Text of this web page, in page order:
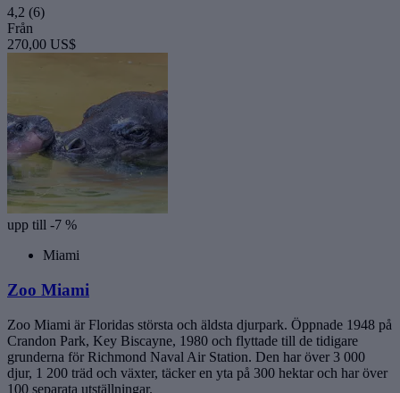
4,2 (6)
Från
270,00 US$
upp till -7 %
Miami
Zoo Miami
Zoo Miami är Floridas största och äldsta djurpark. Öppnade 1948 på
Crandon Park, Key Biscayne, 1980 och flyttade till de tidigare
grunderna för Richmond Naval Air Station. Den har över 3 000
djur, 1 200 träd och växter, täcker en yta på 300 hektar och har över
100 separata utställningar.